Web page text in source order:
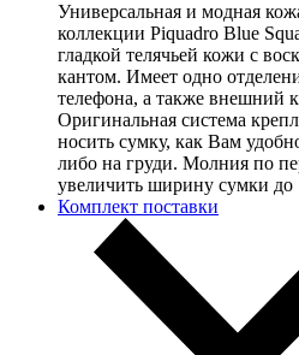
Универсальная и модная
коллекции Piquadro Blue
гладкой телячьей кожи с
кантом. Имеет одно
телефона, а также внешний
Оригинальная система
носить сумку, как Вам
либо на груди. Молния по
увеличить ширину сумки до
Комплект поставки